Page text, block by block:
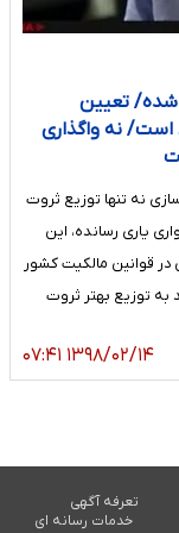
شده/ تعیین
است/ نه واگذاری
نه تنها توزیع ثروت
یاری رسانده، این
قوانین مالکیت‌ کشور
به توزیع بهتر ثروت
۱۳۹۸/۰۲/۱۴ ۰۷:۴۱
تعرفه آگهی
خدمات رسانه ای